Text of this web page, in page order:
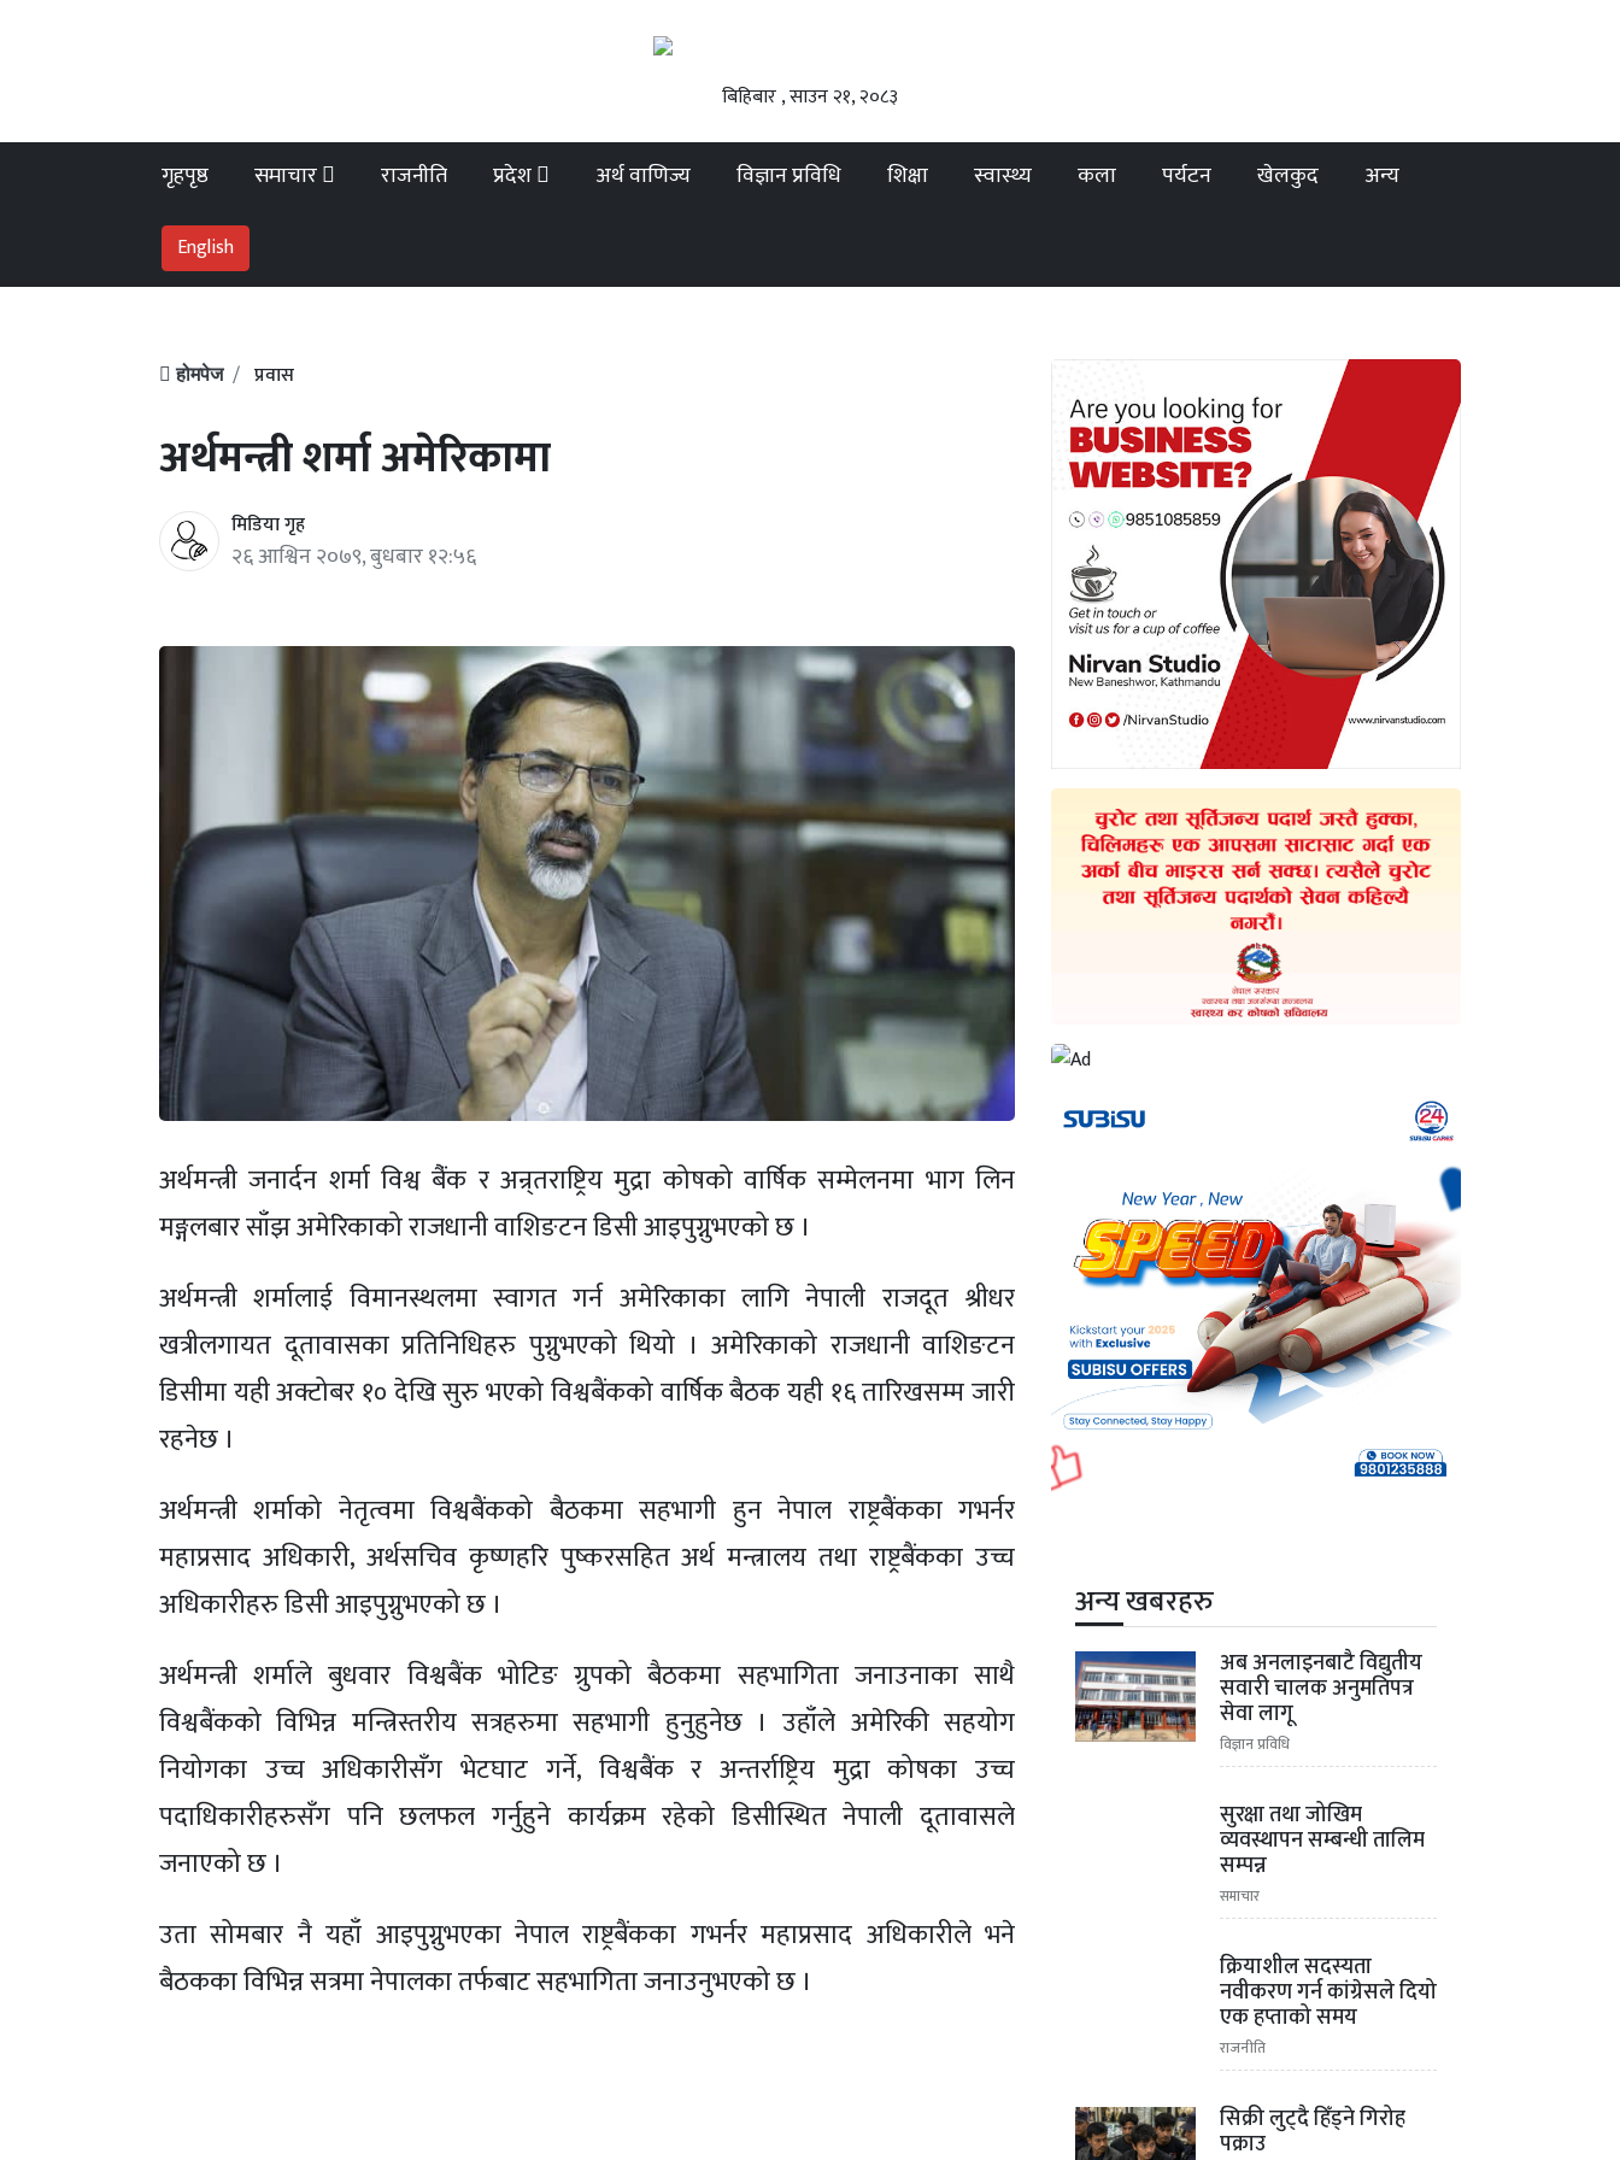
बिहिबार , साउन २१, २०८३
गृहपृष्ठ समाचार राजनीति प्रदेश अर्थ वाणिज्य विज्ञान प्रविधि शिक्षा स्वास्थ्य कला पर्यटन खेलकुद अन्य
English
होमपेज प्रवास
अर्थमन्त्री शर्मा अमेरिकामा
मिडिया गृह
२६ आश्विन २०७९, बुधबार १२:५६
अर्थमन्त्री जनार्दन शर्मा विश्व बैंंक र अन्र्तराष्ट्रिय मुद्रा कोषको वार्षिक सम्मेलनमा भाग लिन
मङ्गलबार साँझ अमेरिकाको राजधानी वाशिङटन डिसी आइपुग्नुभएको छ ।
अर्थमन्त्री शर्मालाई विमानस्थलमा स्वागत गर्न अमेरिकाका लागि नेपाली राजदूत श्रीधर
खत्रीलगायत दूतावासका प्रतिनिधिहरु पुग्नुभएको थियो । अमेरिकाको राजधानी वाशिङटन
डिसीमा यही अक्टोबर १० देखि सुरु भएको विश्वबैंकको वार्षिक बैठक यही १६ तारिखसम्म जारी
रहनेछ ।
अर्थमन्त्री शर्माको नेतृत्वमा विश्वबैंकको बैठकमा सहभागी हुन नेपाल राष्ट्रबैंकका गभर्नर
महाप्रसाद अधिकारी, अर्थसचिव कृष्णहरि पुष्करसहित अर्थ मन्त्रालय तथा राष्ट्रबैंकका उच्च
अधिकारीहरु डिसी आइपुग्नुभएको छ ।
अर्थमन्त्री शर्माले बुधवार विश्वबैंक भोटिङ ग्रुपको बैठकमा सहभागिता जनाउनाका साथै
विश्वबैंकको विभिन्न मन्त्रिस्तरीय सत्रहरुमा सहभागी हुनुहुनेछ । उहाँले अमेरिकी सहयोग
नियोगका उच्च अधिकारीसँग भेटघाट गर्ने, विश्वबैंक र अन्तर्राष्ट्रिय मुद्रा कोषका उच्च
पदाधिकारीहरुसँग पनि छलफल गर्नुहुने कार्यक्रम रहेको डिसीस्थित नेपाली दूतावासले
जनाएको छ ।
उता सोमबार नै यहाँ आइपुग्नुभएका नेपाल राष्ट्रबैंकका गभर्नर महाप्रसाद अधिकारीले भने
बैठकका विभिन्न सत्रमा नेपालका तर्फबाट सहभागिता जनाउनुभएको छ ।
अन्य खबरहरु
अब अनलाइनबाटै विद्युतीय
सवारी चालक अनुमतिपत्र
सेवा लागू
विज्ञान प्रविधि
सुरक्षा तथा जोखिम
व्यवस्थापन सम्बन्धी तालिम
सम्पन्न
समाचार
क्रियाशील सदस्यता
नवीकरण गर्न कांग्रेसले दियो
एक हप्ताको समय
राजनीति
सिक्री लुट्दै हिँड्ने गिरोह
पक्राउ